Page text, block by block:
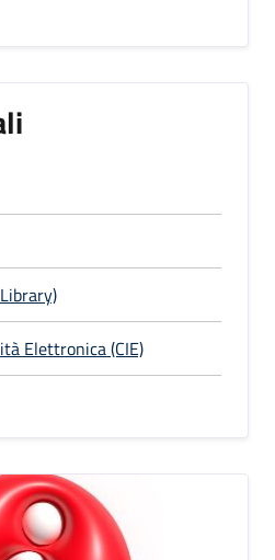
Elettronica (CIE)